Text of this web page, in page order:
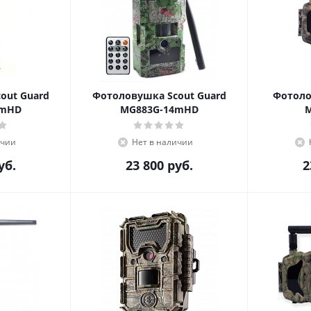
Guard
Фотоловушка Scout Guard
MG883G-14mHD
Нет в наличии
23 800 руб.